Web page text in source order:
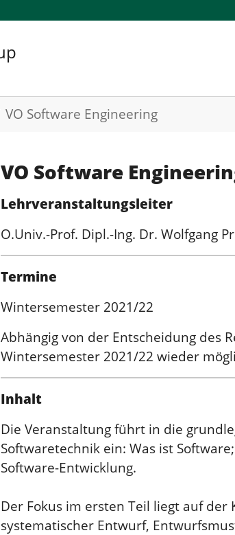
VO Software Engineering
VO Software
Lehrveranstaltungsleiter
O.Univ.-Prof. Dipl.-Ing. Dr. Wolfgang
Termine
Wintersemester 2021/22
Abhängig von der Entscheidung des
Wintersemester 2021/22 wieder
Inhalt
Die Veranstaltung führt in die
Softwaretechnik ein: Was ist
Software-Entwicklung.
Der Fokus im ersten Teil liegt auf
systematischer Entwurf,